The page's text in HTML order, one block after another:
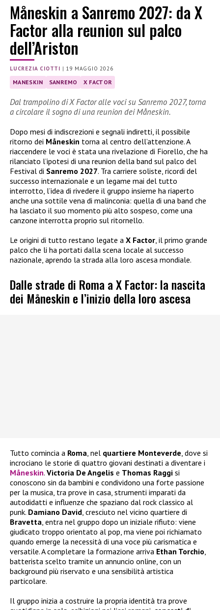
Måneskin a Sanremo 2027: da X
Factor alla reunion sul palco
dell’Ariston
LUCREZIA CIOTTI | 19 MAGGIO 2026
MANESKIN SANREMO X FACTOR
Dal trampolino di X Factor alle voci su Sanremo 2027, torna
a circolare il sogno di una reunion dei Måneskin.
Dopo mesi di indiscrezioni e segnali indiretti, il possibile
ritorno dei Måneskin torna al centro dell’attenzione. A
riaccendere le voci è stata una rivelazione di Fiorello, che ha
rilanciato l’ipotesi di una reunion della band sul palco del
Festival di Sanremo 2027. Tra carriere soliste, ricordi del
successo internazionale e un legame mai del tutto
interrotto, l’idea di rivedere il gruppo insieme ha riaperto
anche una sottile vena di malinconia: quella di una band che
ha lasciato il suo momento più alto sospeso, come una
canzone interrotta proprio sul ritornello.
Le origini di tutto restano legate a X Factor, il primo grande
palco che li ha portati dalla scena locale al successo
nazionale, aprendo la strada alla loro ascesa mondiale.
Dalle strade di Roma a X Factor: la nascita
dei Måneskin e l’inizio della loro ascesa
Tutto comincia a Roma, nel quartiere Monteverde, dove si
incrociano le storie di quattro giovani destinati a diventare i
Måneskin. Victoria De Angelis e Thomas Raggi si
conoscono sin da bambini e condividono una forte passione
per la musica, tra prove in casa, strumenti imparati da
autodidatti e influenze che spaziano dal rock classico al
punk. Damiano David, cresciuto nel vicino quartiere di
Bravetta, entra nel gruppo dopo un iniziale rifiuto: viene
giudicato troppo orientato al pop, ma viene poi richiamato
quando emerge la necessità di una voce più carismatica e
versatile. A completare la formazione arriva Ethan Torchio,
batterista scelto tramite un annuncio online, con un
background più riservato e una sensibilità artistica
particolare.
Il gruppo inizia a costruire la propria identità tra prove